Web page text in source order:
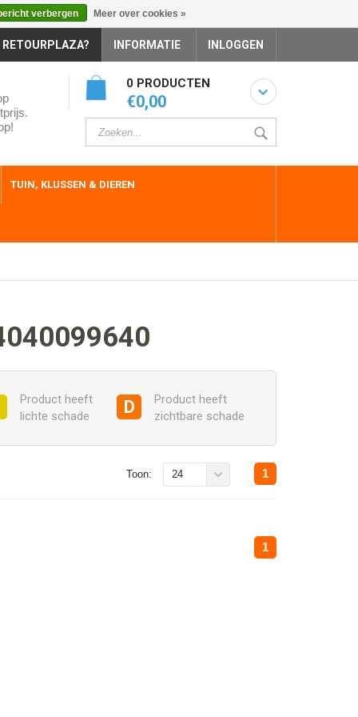
RETOURPLAZA? INFORMATIE INLOGGEN
0 PRODUCTEN
€0,00
TUIN, KLUSSEN & DIEREN
Product heeft
lichte schade
D
Product heeft
zichtbare schade
1
Toon: 24
1
verbergen Meer over cookies »